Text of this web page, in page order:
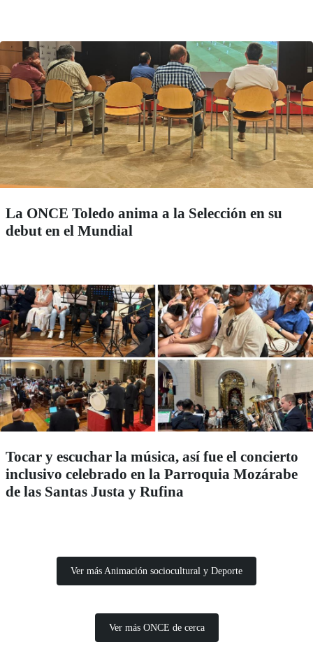
La ONCE Toledo anima a la Selección en su
debut en el Mundial
Tocar y escuchar la música, así fue el concierto
inclusivo celebrado en la Parroquia Mozárabe
de las Santas Justa y Rufina
Ver más Animación sociocultural y Deporte
Ver más ONCE de cerca